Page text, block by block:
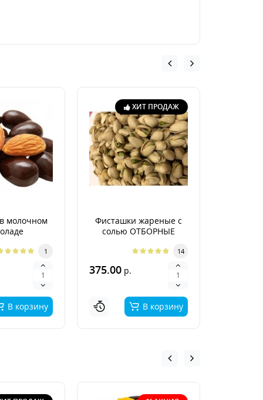
молочном
1
В корзину
ХИТ ПРОДАЖ
Фисташки жареные с
солью ОТБОРНЫЕ
14
375.00 р.
В корзину